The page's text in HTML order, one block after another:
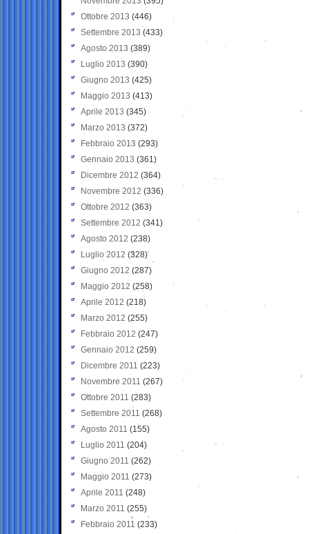
Ottobre 2013 (446)
Settembre 2013 (433)
Agosto 2013 (389)
Luglio 2013 (390)
Giugno 2013 (425)
Maggio 2013 (413)
Aprile 2013 (345)
Marzo 2013 (372)
Febbraio 2013 (293)
Gennaio 2013 (361)
Dicembre 2012 (364)
Novembre 2012 (336)
Ottobre 2012 (363)
Settembre 2012 (341)
Agosto 2012 (238)
Luglio 2012 (328)
Giugno 2012 (287)
Maggio 2012 (258)
Aprile 2012 (218)
Marzo 2012 (255)
Febbraio 2012 (247)
Gennaio 2012 (259)
Dicembre 2011 (223)
Novembre 2011 (267)
Ottobre 2011 (283)
Settembre 2011 (268)
Agosto 2011 (155)
Luglio 2011 (204)
Giugno 2011 (262)
Maggio 2011 (273)
Aprile 2011 (248)
Marzo 2011 (255)
Febbraio 2011 (233)